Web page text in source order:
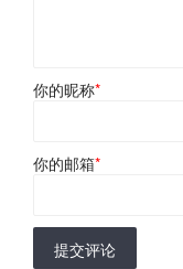
你的昵称*
你的邮箱*
提交评论